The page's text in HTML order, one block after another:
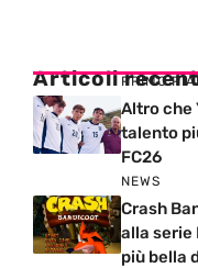
Articoli PRIMO
Altro che
talento
FC26
NEWS
Crash
alla serie
più bella